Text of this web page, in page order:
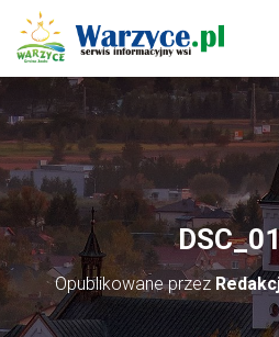
Opublikowane przez